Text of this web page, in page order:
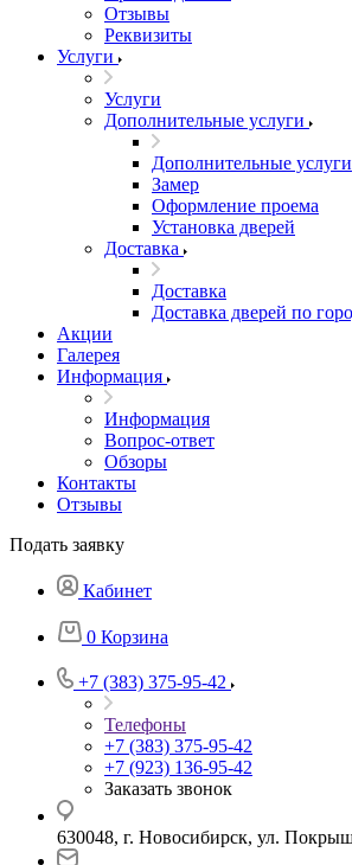
Отзывы
Реквизиты
Услуги
Услуги
Дополнительные услуги
Дополнительные услуги
Замер
Оформление проема
Установка дверей
Доставка
Доставка
Доставка дверей по
Акции
Галерея
Информация
Информация
Вопрос-ответ
Обзоры
Контакты
Отзывы
Подать заявку
Кабинет
0 Корзина
+7 (383) 375-95-42
Телефоны
+7 (383) 375-95-42
+7 (923) 136-95-42
Заказать звонок
630048, г. Новосибирск, ул.